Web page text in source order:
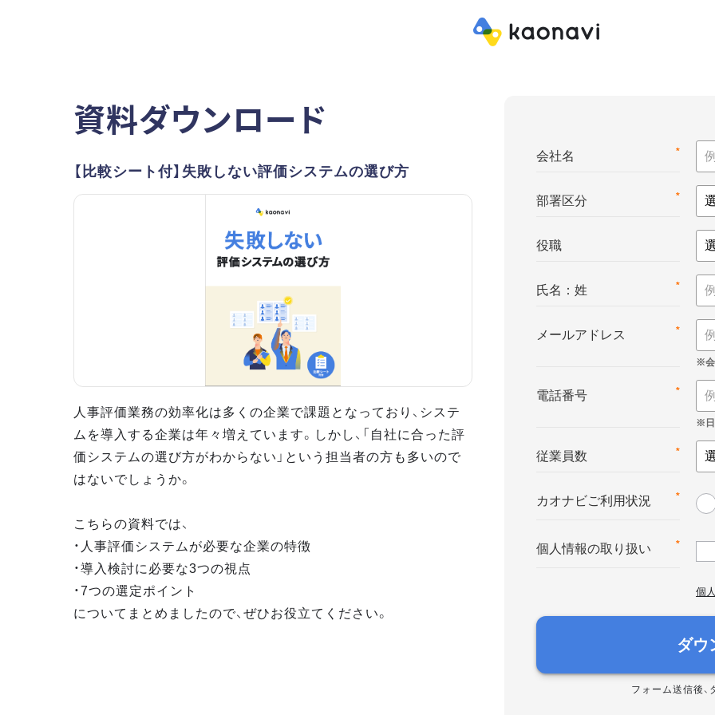
資料ダウンロード
【比較シート付】失敗しない評価システムの選び方
人事評価業務の効率化は多くの企業で課題となっており、システ
ムを導入する企業は年々増えています。しかし、「自社に合った評
価システムの選び方がわからない」という担当者の方も多いので
はないでしょうか。
こちらの資料では、
・人事評価システムが必要な企業の特徴
・導入検討に必要な3つの視点
・7つの選定ポイント
についてまとめましたので、ぜひお役立てください。
*
会社名
*
部署区分
役職
*
氏名：姓
*
メールアドレス
*
電話番号
*
従業員数
*
カオナビご利用状況
*
個人情報の取り扱い
個
ダウ
フォーム送信後